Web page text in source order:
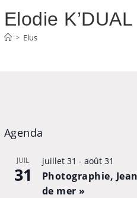
Elodie K’DUAL
> Elus
Agenda
JUIL
31
juillet 31 - août 31
Photographie,
de mer »